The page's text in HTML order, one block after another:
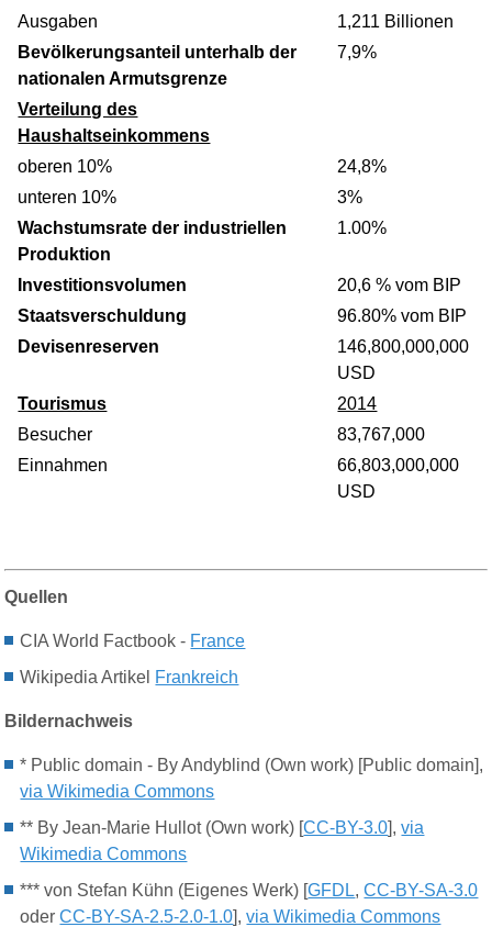
Ausgaben
1,211 Billionen
Bevölkerungsanteil unterhalb der
nationalen Armutsgrenze
7,9%
Verteilung des
Haushaltseinkommens
oberen 10%
24,8%
unteren 10%
3%
Wachstumsrate der industriellen
Produktion
1.00%
Investitionsvolumen
20,6 % vom BIP
Staatsverschuldung
96.80% vom BIP
Devisenreserven
146,800,000,000
USD
Tourismus
2014
Besucher
83,767,000
Einnahmen
66,803,000,000
USD
Quellen
CIA World Factbook - France
Wikipedia Artikel Frankreich
Bildernachweis
* Public domain - By Andyblind (Own work) [Public domain],
via Wikimedia Commons
** By Jean-Marie Hullot (Own work) [CC-BY-3.0],via
Wikimedia Commons
*** von Stefan Kühn (Eigenes Werk) [GFDL,CC-BY-SA-3.0
oderCC-BY-SA-2.5-2.0-1.0],via Wikimedia Commons